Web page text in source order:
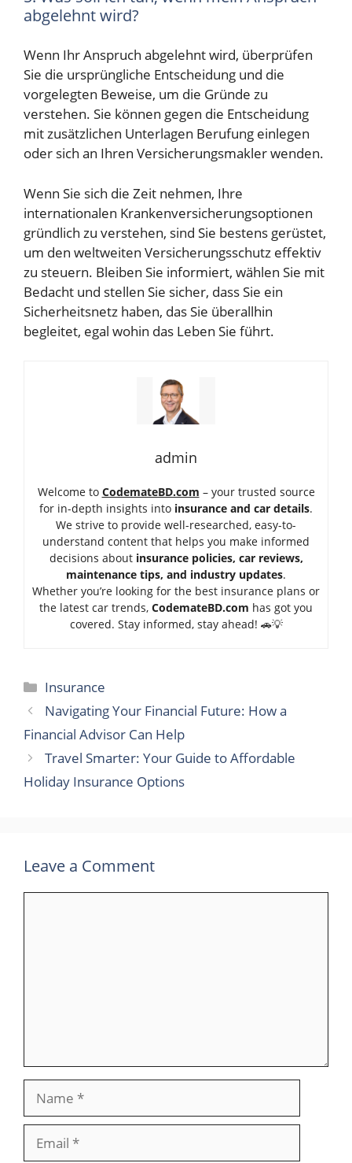
abgelehnt wird?
Wenn Ihr Anspruch abgelehnt wird, überprüfen
Sie die ursprüngliche Entscheidung und die
vorgelegten Beweise, um die Gründe zu
verstehen. Sie können gegen die Entscheidung
mit zusätzlichen Unterlagen Berufung einlegen
oder sich an Ihren Versicherungsmakler wenden.
Wenn Sie sich die Zeit nehmen, Ihre
internationalen Krankenversicherungsoptionen
gründlich zu verstehen, sind Sie bestens gerüstet,
um den weltweiten Versicherungsschutz effektiv
zu steuern. Bleiben Sie informiert, wählen Sie mit
Bedacht und stellen Sie sicher, dass Sie ein
Sicherheitsnetz haben, das Sie überallhin
begleitet, egal wohin das Leben Sie führt.
admin
Welcome to CodemateBD.com – your trusted source
for in-depth insights into insurance and car details.
We strive to provide well-researched, easy-to-
understand content that helps you make informed
decisions about insurance policies, car reviews,
maintenance tips, and industry updates.
Whether you’re looking for the best insurance plans or
the latest car trends, CodemateBD.com has got you
covered. Stay informed, stay ahead! 🚗💡
Categories
Insurance
Navigating Your Financial Future: How a
Financial Advisor Can Help
Travel Smarter: Your Guide to Affordable
Holiday Insurance Options
Leave a Comment